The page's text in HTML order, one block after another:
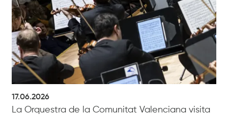
17.06.2026
La Orquestra de la Comunitat Valenciana visita